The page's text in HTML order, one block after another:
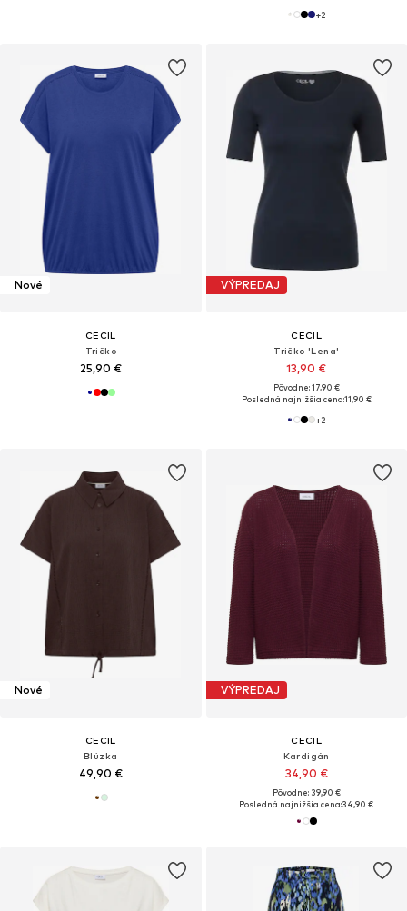
+2
Nové
CECIL
Tričko
25,90 €
VÝPREDAJ
CECIL
Tričko 'Lena'
13,90 €
Pôvodne: 17,90 €
Posledná najnižšia cena:11,90 €
+2
Nové
CECIL
Blúzka
49,90 €
VÝPREDAJ
CECIL
Kardigán
34,90 €
Pôvodne: 39,90 €
Posledná najnižšia cena:34,90 €